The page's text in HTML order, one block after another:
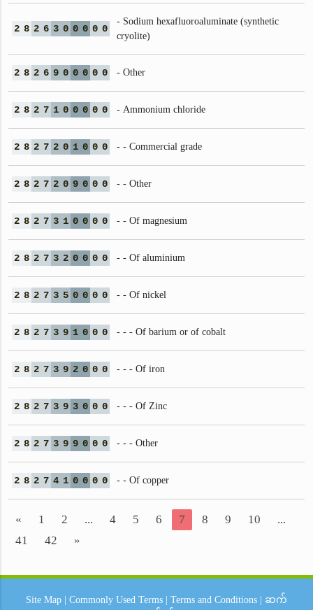
2 8 2 6 3 0 0 0 0 0
- Sodium hexafluoroaluminate (synthetic
cryolite)
2 8 2 6 9 0 0 0 0 0 - Other
2 8 2 7 1 0 0 0 0 0 - Ammonium chloride
2 8 2 7 2 0 1 0 0 0 - - Commercial grade
2 8 2 7 2 0 9 0 0 0 - - Other
2 8 2 7 3 1 0 0 0 0 - - Of magnesium
2 8 2 7 3 2 0 0 0 0 - - Of aluminium
2 8 2 7 3 5 0 0 0 0 - - Of nickel
2 8 2 7 3 9 1 0 0 0 - - - Of barium or of cobalt
2 8 2 7 3 9 2 0 0 0 - - - Of iron
2 8 2 7 3 9 3 0 0 0 - - - Of Zinc
2 8 2 7 3 9 9 0 0 0 - - - Other
2 8 2 7 4 1 0 0 0 0 - - Of copper
« 1 2 ... 4 5 6 7 8 9 10
...
41
42 »
Site Map Commonly Used Terms Terms and Conditions
ဆက်